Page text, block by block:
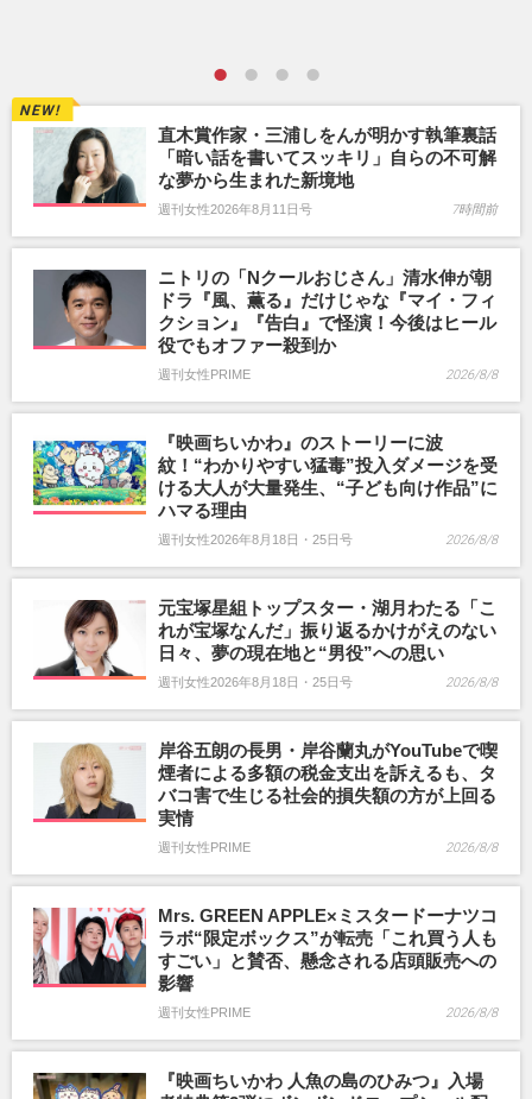
直木賞作家・三浦しをんが明かす執筆裏話
「暗い話を書いてスッキリ」自らの不可解
な夢から生まれた新境地
週刊女性2026年8月11日号 7時間前
ニトリの「Nクールおじさん」清水伸が朝
ドラ『風、薫る』だけじゃな『マイ・フィ
クション』『告白』で怪演！今後はヒール
役でもオファー殺到か
週刊女性PRIME 2026/8/8
『映画ちいかわ』のストーリーに波
紋！“わかりやすい猛毒”投入ダメージを受
ける大人が大量発生、“子ども向け作品”に
ハマる理由
週刊女性2026年8月18日・25日号 2026/8/8
元宝塚星組トップスター・湖月わたる「こ
れが宝塚なんだ」振り返るかけがえのない
日々、夢の現在地と“男役”への思い
週刊女性2026年8月18日・25日号 2026/8/8
岸谷五朗の長男・岸谷蘭丸がYouTubeで喫
煙者による多額の税金支出を訴えるも、タ
バコ害で生じる社会的損失額の方が上回る
実情
週刊女性PRIME 2026/8/8
Mrs. GREEN APPLE×ミスタードーナツコ
ラボ“限定ボックス”が転売「これ買う人も
すごい」と賛否、懸念される店頭販売への
影響
週刊女性PRIME 2026/8/8
『映画ちいかわ 人魚の島のひみつ』入場